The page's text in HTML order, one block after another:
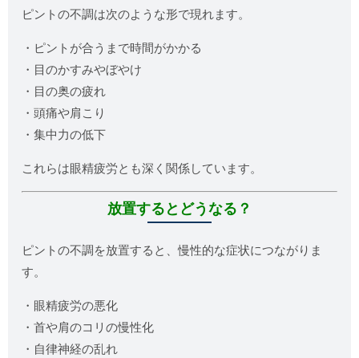
ピントの不調は次のような形で現れます。
・ピントが合うまで時間がかかる
・目のかすみやぼやけ
・目の奥の疲れ
・頭痛や肩こり
・集中力の低下
これらは眼精疲労とも深く関係しています。
放置するとどうなる？
ピントの不調を放置すると、慢性的な症状につながりま
す。
・眼精疲労の悪化
・首や肩のコリの慢性化
・自律神経の乱れ